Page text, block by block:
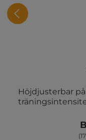
Höjdjusterbar på